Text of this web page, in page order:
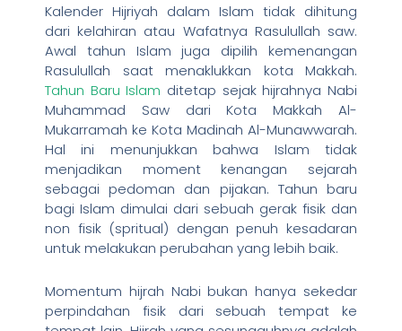
Kalender Hijriyah dalam Islam tidak dihitung
dari kelahiran atau Wafatnya Rasulullah saw.
Awal tahun Islam juga dipilih kemenangan
Rasulullah saat menaklukkan kota Makkah.
Tahun Baru Islam ditetap sejak hijrahnya Nabi
Muhammad Saw dari Kota Makkah Al-
Mukarramah ke Kota Madinah Al-Munawwarah.
Hal ini menunjukkan bahwa Islam tidak
menjadikan moment kenangan sejarah
sebagai pedoman dan pijakan. Tahun baru
bagi Islam dimulai dari sebuah gerak fisik dan
non fisik (spritual) dengan penuh kesadaran
untuk melakukan perubahan yang lebih baik.
Momentum hijrah Nabi bukan hanya sekedar
perpindahan fisik dari sebuah tempat ke